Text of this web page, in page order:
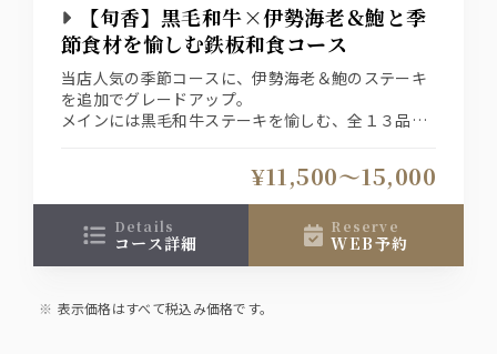
【旬香】黒毛和牛×伊勢海老＆鮑と季
節食材を愉しむ鉄板和食コース
当店人気の季節コースに、伊勢海老＆鮑のステーキ
を追加でグレードアップ。
メインには黒毛和牛ステーキを愉しむ、全１３品の
み放題＞ご用意しております。
※詳しくはページ下をご覧下さい
¥11,500〜15,000
details
コース詳細
reserve
WEB予約
表示価格はすべて税込み価格です。